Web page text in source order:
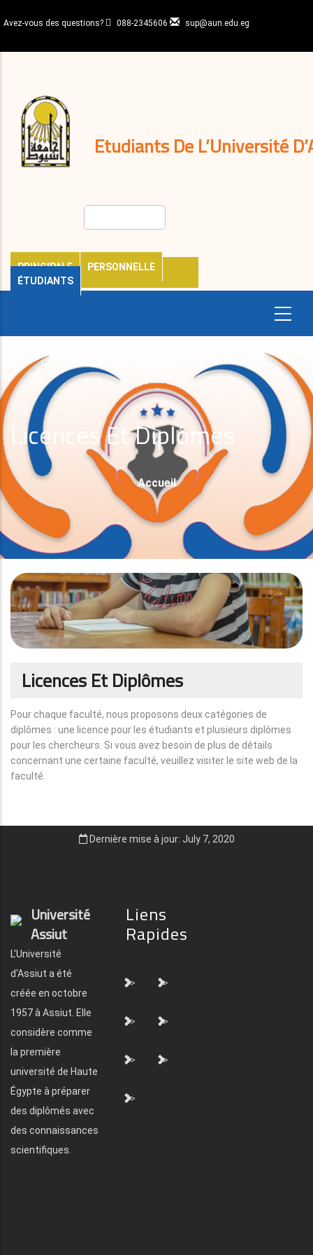
au
principal
Avez-vous des questions? 088-2345606 sup@aun.edu.eg
Etudiants De L’Université
PRINCIPALE
PERSONNELLE
ÉTUDIANTS
décisions
Expatriés
Journal
Licences Et Diplômes
Fil
D'Ariane
Accueil
Licences Et Diplômes
Pour chaque faculté, nous proposons deux catégories de
diplômes : une licence pour les étudiants et plusieurs diplômes
pour les chercheurs. Si vous avez besoin de plus de détails
concernant une certaine faculté, veuillez visiter le site web de la
faculté.
Dernière mise à jour: July 7, 2020
Université
Assiut
L'Université
d'Assiut a été
créée en octobre
1957 à Assiut. Elle
considère comme
la première
université de Haute
Égypte à préparer
des diplômés avec
des connaissances
scientifiques.
Liens
Rapides
"> ">
"> ">
"> ">
">